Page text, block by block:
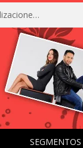
La IA está acercándonos a comprender y traducir las vocalizaciones y comportamientos de nuestras mascotas
SEGMENTOS